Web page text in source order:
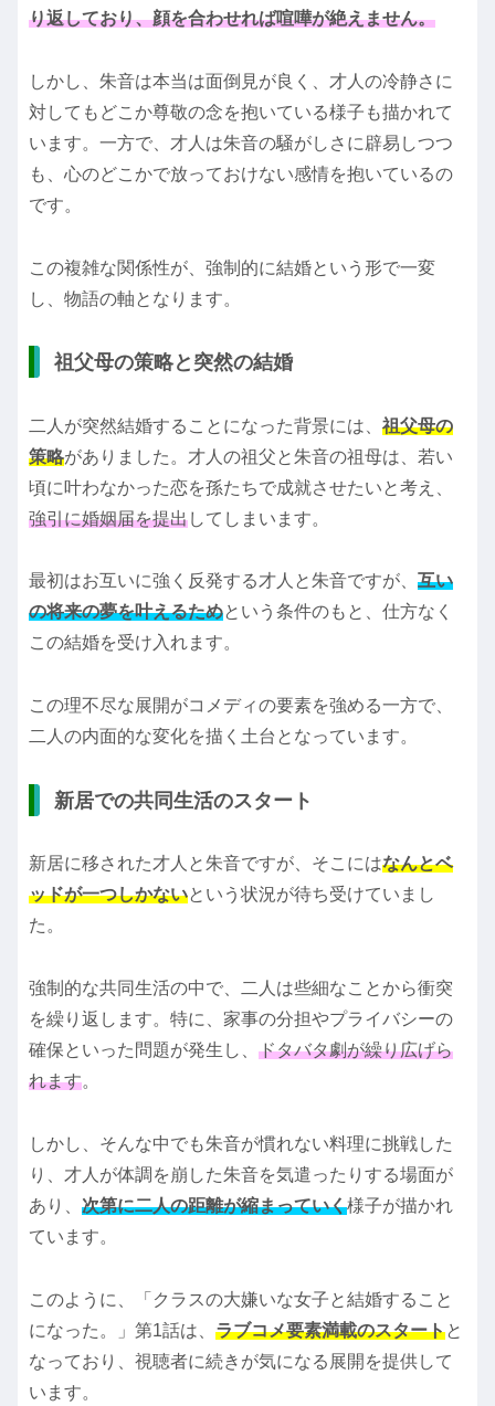
り返しており、顔を合わせれば喧嘩が絶えません。
しかし、朱音は本当は面倒見が良く、才人の冷静さに
対してもどこか尊敬の念を抱いている様子も描かれて
います。一方で、才人は朱音の騒がしさに辟易しつつ
も、心のどこかで放っておけない感情を抱いているの
です。
この複雑な関係性が、強制的に結婚という形で一変
し、物語の軸となります。
祖父母の策略と突然の結婚
二人が突然結婚することになった背景には、 祖父母の
策略がありました。才人の祖父と朱音の祖母は、若い
頃に叶わなかった恋を孫たちで成就させたいと考え、
強引に婚姻届を提出してしまいます。
最初はお互いに強く反発する才人と朱音ですが、 互い
の将来の夢を叶えるためという条件のもと、仕方なく
この結婚を受け入れます。
この理不尽な展開がコメディの要素を強める一方で、
二人の内面的な変化を描く土台となっています。
新居での共同生活のスタート
新居に移された才人と朱音ですが、そこにはなんとベ
ッドが一つしかないという状況が待ち受けていまし
た。
強制的な共同生活の中で、二人は些細なことから衝突
を繰り返します。特に、家事の分担やプライバシーの
確保といった問題が発生し、 ドタバタ劇が繰り広げら
れます。
しかし、そんな中でも朱音が慣れない料理に挑戦した
り、才人が体調を崩した朱音を気遣ったりする場面が
あり、 次第に二人の距離が縮まっていく様子が描かれ
ています。
このように、「クラスの大嫌いな女子と結婚すること
になった。」第1話は、 ラブコメ要素満載のスタートと
なっており、視聴者に続きが気になる展開を提供して
います。